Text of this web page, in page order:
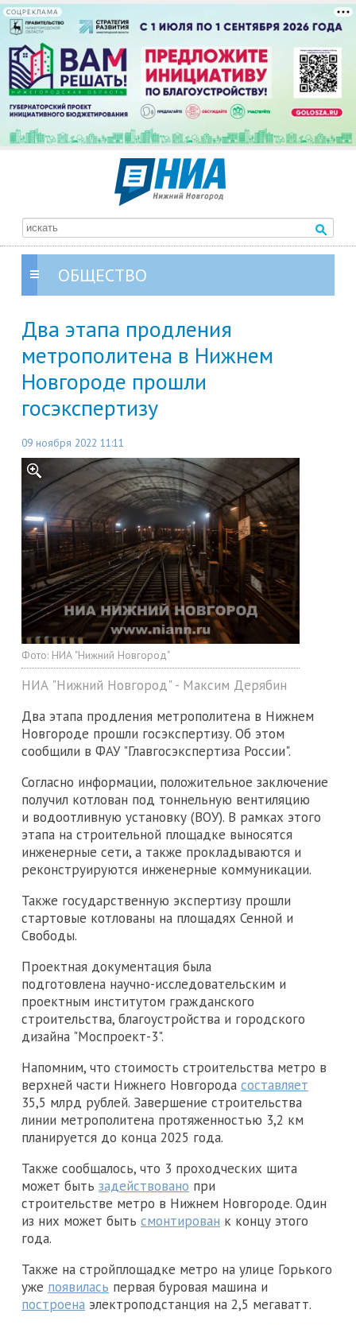
СОЦРЕКЛАМА
ОБЩЕСТВО
Два этапа продления
метрополитена в Нижнем
Новгороде прошли
госэкспертизу
09 ноября 2022 11:11
Фото: НИА "Нижний Новгород"
НИА "Нижний Новгород" - Максим Дерябин
Два этапа продления метрополитена в Нижнем
Новгороде прошли госэкспертизу. Об этом
сообщили в ФАУ "Главгосэкспертиза России".
Согласно информации, положительное заключение
получил котлован под тоннельную вентиляцию
и водоотливную установку (ВОУ). В рамках этого
этапа на строительной площадке выносятся
инженерные сети, а также прокладываются и
реконструируются инженерные коммуникации.
Также государственную экспертизу прошли
стартовые котлованы на площадях Сенной и
Свободы.
Проектная документация была
подготовлена научно-исследовательским и
проектным институтом гражданского
строительства, благоустройства и городского
дизайна "Моспроект-3".
Напомним, что стоимость строительства метро в
верхней части Нижнего Новгорода составляет
35,5 млрд рублей. Завершение строительства
линии метрополитена протяженностью 3,2 км
планируется до конца 2025 года.
Также сообщалось, что 3 проходческих щита
может быть задействовано при
строительстве метро в Нижнем Новгороде. Один
из них может быть смонтирован к концу этого
года.
Также на стройплощадке метро на улице Горького
уже появилась первая буровая машина и
построена электроподстанция на 2,5 мегаватт.